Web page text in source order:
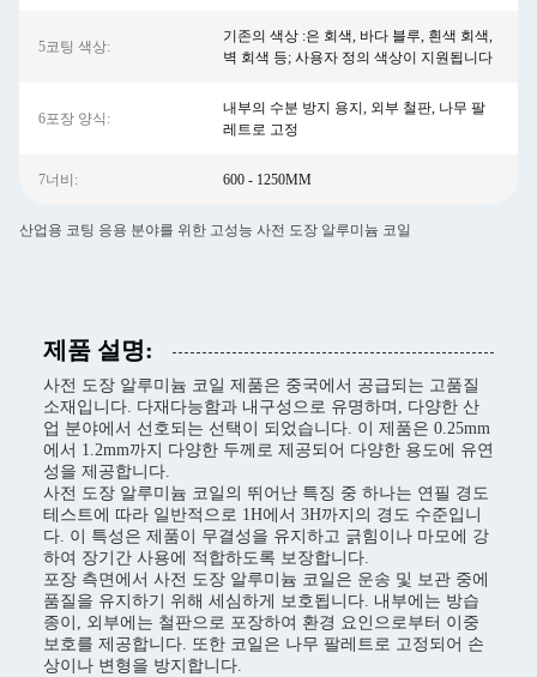
5코팅 색상:
기존의 색상 :은 회색, 바다 블루, 흰색 회색,
벽 회색 등; 사용자 정의 색상이 지원됩니다
6포장 양식:
내부의 수분 방지 용지, 외부 철판, 나무 팔
레트로 고정
7너비: 600 - 1250MM
산업용 코팅 응용 분야를 위한 고성능 사전 도장 알루미늄 코일
제품 설명:
사전 도장 알루미늄 코일 제품은 중국에서 공급되는 고품질
소재입니다. 다재다능함과 내구성으로 유명하며, 다양한 산
업 분야에서 선호되는 선택이 되었습니다. 이 제품은 0.25mm
에서 1.2mm까지 다양한 두께로 제공되어 다양한 용도에 유연
성을 제공합니다.
사전 도장 알루미늄 코일의 뛰어난 특징 중 하나는 연필 경도
테스트에 따라 일반적으로 1H에서 3H까지의 경도 수준입니
다. 이 특성은 제품이 무결성을 유지하고 긁힘이나 마모에 강
하여 장기간 사용에 적합하도록 보장합니다.
포장 측면에서 사전 도장 알루미늄 코일은 운송 및 보관 중에
품질을 유지하기 위해 세심하게 보호됩니다. 내부에는 방습
종이, 외부에는 철판으로 포장하여 환경 요인으로부터 이중
보호를 제공합니다. 또한 코일은 나무 팔레트로 고정되어 손
상이나 변형을 방지합니다.